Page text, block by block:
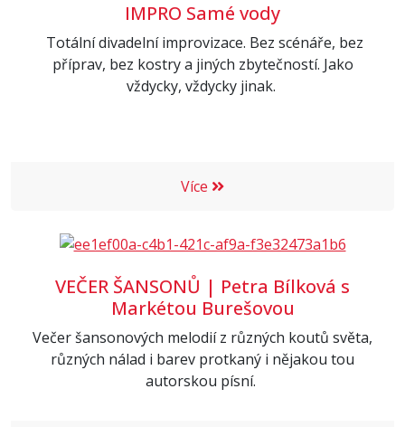
IMPRO Samé vody
Totální divadelní improvizace. Bez scénáře, bez
příprav, bez kostry a jiných zbytečností. Jako
vždycky, vždycky jinak.
Více
VEČER ŠANSONŮ | Petra Bílková s
Markétou Burešovou
Večer šansonových melodií z různých koutů světa,
různých nálad i barev protkaný i nějakou tou
autorskou písní.